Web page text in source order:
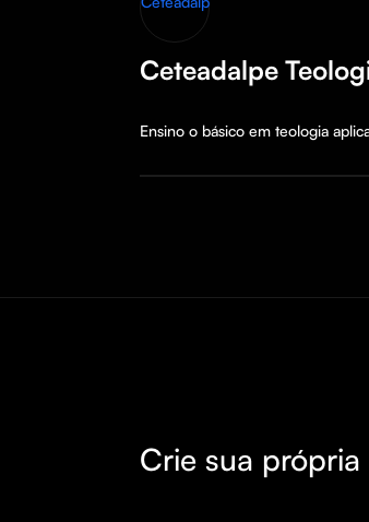
Ceteadalpe
Ensino o básico em teologia
Crie sua